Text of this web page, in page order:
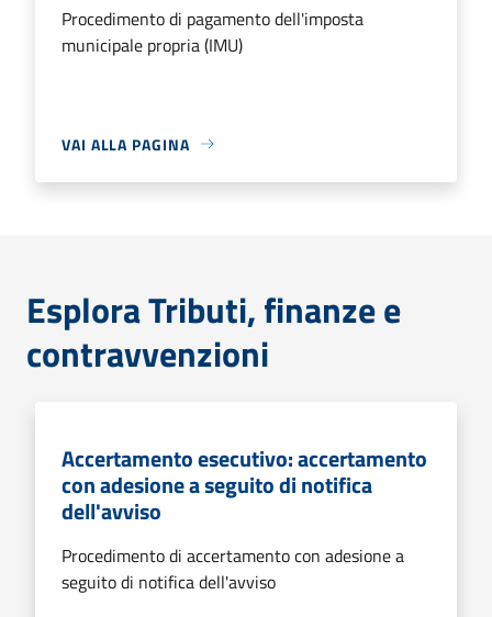
Procedimento di pagamento dell'imposta
municipale propria (IMU)
VAI ALLA PAGINA
Esplora Tributi, finanze e
contravvenzioni
Accertamento esecutivo: accertamento
con adesione a seguito di notifica
dell'avviso
Procedimento di accertamento con adesione a
seguito di notifica dell'avviso